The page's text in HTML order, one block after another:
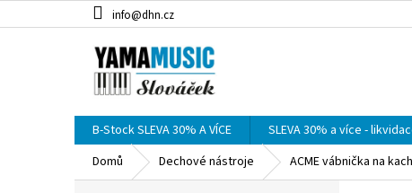
na
info@dhn.cz
B-Stock SLEVA 30% A VÍCE SLEVA 30% a více -
Domů
Dechové nástroje ACME vábnička na